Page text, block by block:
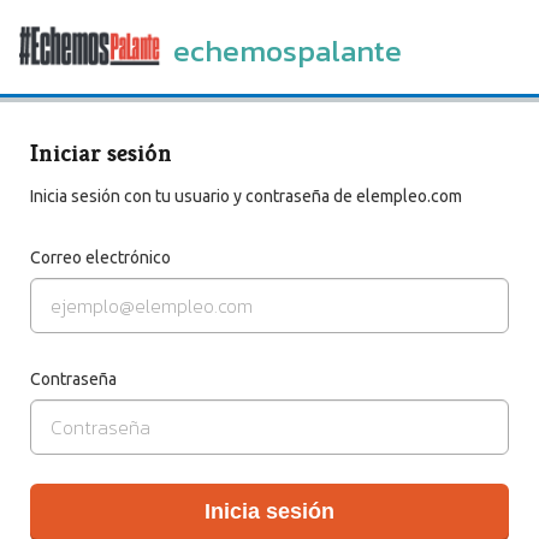
echemospalante
Iniciar sesión
Inicia sesión con tu usuario y contraseña de elempleo.com
Correo electrónico
Contraseña
Inicia sesión